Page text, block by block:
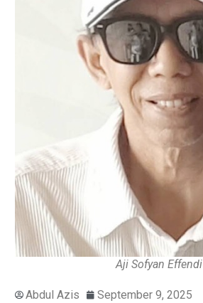
Aji Sofyan Effendi
Abdul Azis September 9, 2025